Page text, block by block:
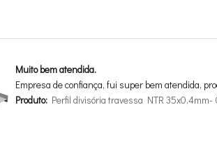
Muito bem atendida.
Empresa de confiança, fui super bem atendida,
Produto: Perfil divisória travessa NTR 35x0,4mm-